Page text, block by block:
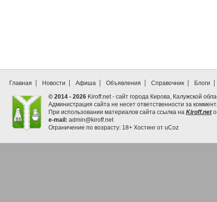
Главная Новости Афиша Объявления Справочник
Блоги
© 2014 - 2026 Kiroff.net - сайт города Кирова, Калужской
Администрация сайта не несет ответственности за
При использовании материалов сайта ссылка на Kiroff.net
e-mail: admin@kiroff.net
Ограничение по возрасту: 18+ Хостинг от uCoz